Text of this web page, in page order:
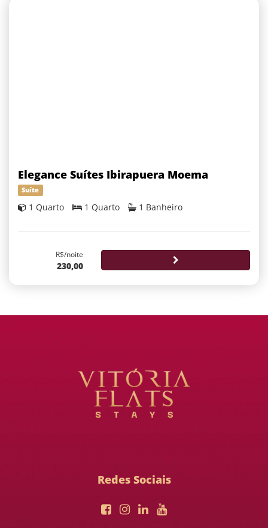
Elegance Suítes Ibirapuera Moema
Suíte
1 Quarto 1 Quarto 1 Banheiro
R$/noite
230,00
Redes Sociais